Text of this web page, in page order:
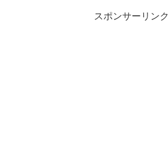
スポンサーリンク